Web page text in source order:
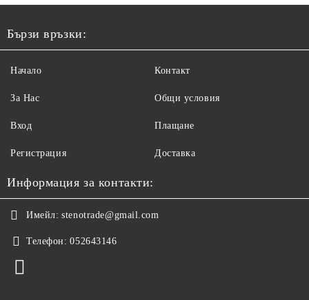
Бързи връзки:
Начало
За Нас
Вход
Регистрация
Контакт
Общи условия
Плащане
Доставка
Информация за контакти:
Имейл: stenotrade@gmail.com
Телефон: 052643146